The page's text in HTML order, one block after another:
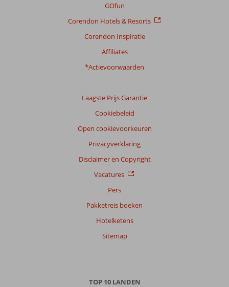
GOfun
Corendon Hotels & Resorts
Corendon Inspiratie
Affiliates
*Actievoorwaarden
Laagste Prijs Garantie
Cookiebeleid
Open cookievoorkeuren
Privacyverklaring
Disclaimer en Copyright
Vacatures
Pers
Pakketreis boeken
Hotelketens
Sitemap
TOP 10 LANDEN